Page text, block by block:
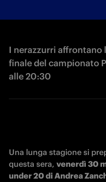
I nerazzurri affrontano
finale del campionato
alle 20:30
Una lunga stagione si
questa sera, venerdì 30
under 20 di Andrea